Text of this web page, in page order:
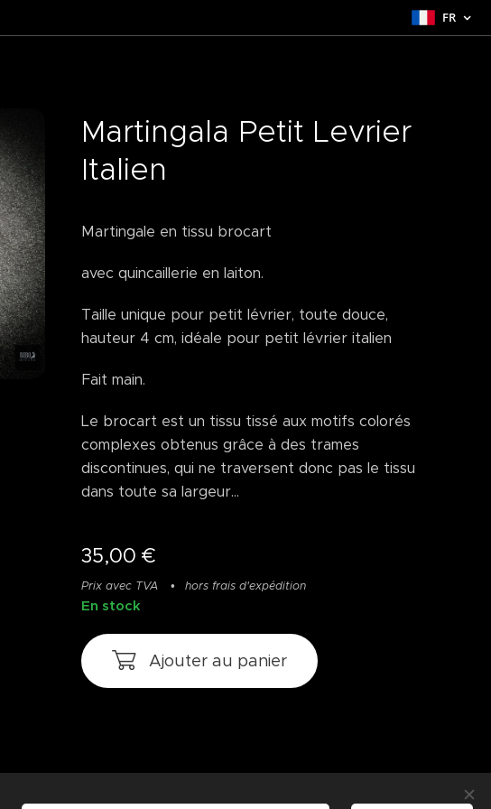
FR
Martingala Petit Levrier
Italien
Martingale en tissu brocart
avec quincaillerie en laiton.
Taille unique pour petit lévrier, toute douce,
hauteur 4 cm, idéale pour petit lévrier italien
Fait main.
Le brocart est un tissu tissé aux motifs colorés
complexes obtenus grâce à des trames
discontinues, qui ne traversent donc pas le tissu
dans toute sa largeur...
35,00 €
Prix avec TVA hors frais d'expédition
En stock
Ajouter au panier